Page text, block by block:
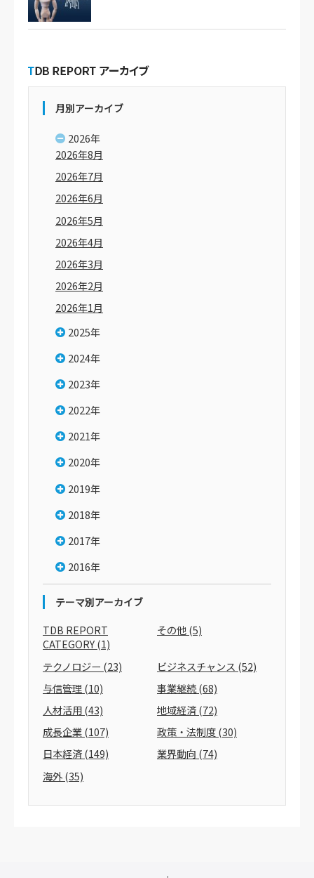
月別アーカイブ
2026年
2026年8月
2026年7月
2026年6月
2026年5月
2026年4月
2026年3月
2026年2月
2026年1月
2025年
2024年
2023年
2022年
2021年
2020年
2019年
2018年
2017年
2016年
テーマ別アーカイブ
TDB REPORT
CATEGORY(1)
その他(5)
テクノロジー (23) ビジネスチャンス (52)
与信管理(10) 事業継続(68)
人材活用(43) 地域経済(72)
成長企業(107) 政策・法制度(30)
日本経済(149) 業界動向 (74)
海外(35)